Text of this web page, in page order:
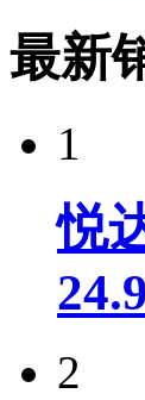
最新
1
悦
2